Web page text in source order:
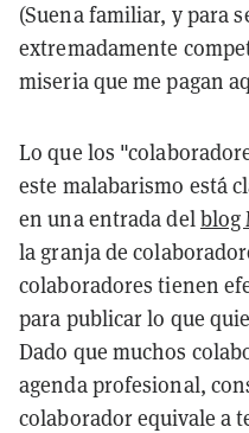
(Suena familiar, y para
extremadamente
miseria que me pagan
Lo que los
este malabarismo está
en una entrada delblog
la granja de
colaboradores tienen
para publicar lo que
Dado que muchos
agenda profesional,
colaborador equivale a